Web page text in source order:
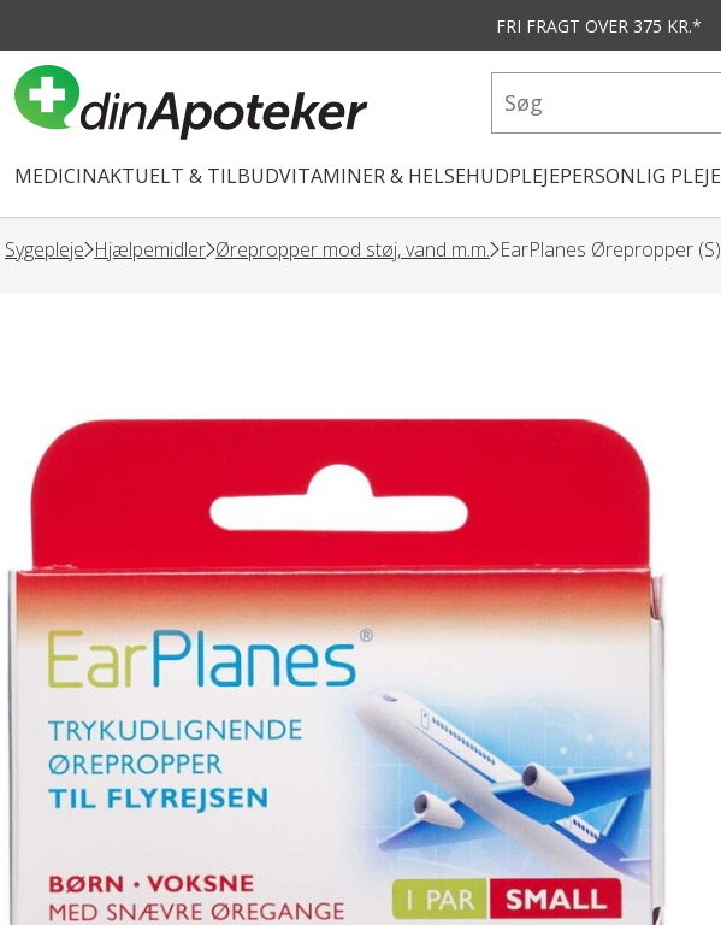
FRI FRAGT OVER 375 KR.*
MEDICINAKTUELT & TILBUDVITAMINER & HELSEHUDPLEJEPERSONLIG PLEJE
Sygepleje Hjælpemidler Ørepropper mod støj, vand m.m. EarPlanes Ørepropper (S)